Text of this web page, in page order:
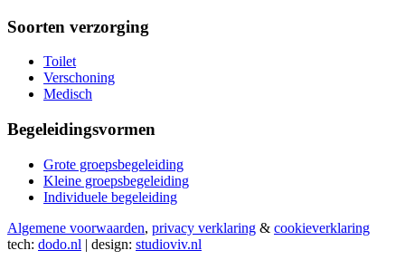
Soorten verzorging
Toilet
Verschoning
Medisch
Begeleidingsvormen
Grote groepsbegeleiding
Kleine groepsbegeleiding
Individuele begeleiding
Algemene voorwaarden, privacy verklaring & cookieverklaring
tech: dodo.nl | design: studioviv.nl